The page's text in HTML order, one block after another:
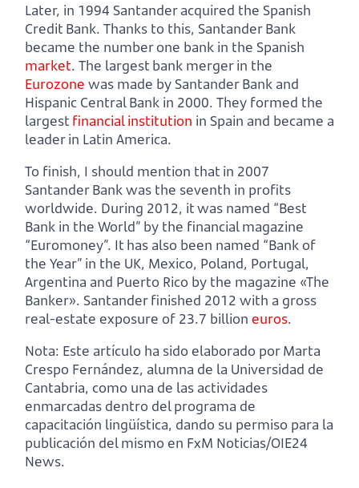
Later, in 1994 Santander acquired the Spanish
Credit Bank. Thanks to this, Santander Bank
became the number one bank in the Spanish
market. The largest bank merger in the
Eurozone was made by Santander Bank and
Hispanic Central Bank in 2000. They formed the
largest financial institution in Spain and became a
leader in Latin America.
To finish, I should mention that in 2007
Santander Bank was the seventh in profits
worldwide. During 2012, it was named “Best
Bank in the World” by the financial magazine
“Euromoney”. It has also been named “Bank of
the Year” in the UK, Mexico, Poland, Portugal,
Argentina and Puerto Rico by the magazine «The
Banker». Santander finished 2012 with a gross
real-estate exposure of 23.7 billion euros.
Nota: Este artículo ha sido elaborado por Marta
Crespo Fernández, alumna de la Universidad de
Cantabria, como una de las actividades
enmarcadas dentro del programa de
capacitación lingüística, dando su permiso para la
publicación del mismo en FxM Noticias/OIE24
News.